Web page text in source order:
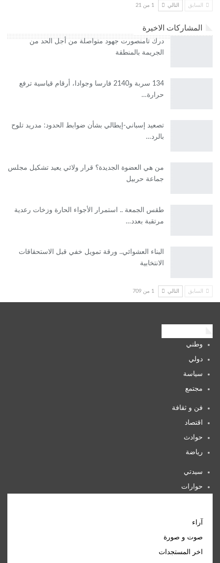
السابق التالي 1 من 21
المشاركات الاخيرة
درك تامنصورت جهود متواصلة من أجل الحد من
الجريمة بالمنطقة
134 سربة و2140 فارسا وجوادا، أرقام قياسية ترفع
حرارة…
تصعيد إسباني-إيطالي بشأن ضوابط الحدود: مدريد تلوح
بالرد…
من هي العضوة الجديدة؟ قرار ولائي يعيد تشكيل مجلس
جماعة حربيل
طقس الجمعة .. استمرار الأجواء الحارة وزخات رعدية
مرتقبة بعدد…
البناء العشوائي.. ورقة تمويل خفي قبل الاستحقاقات
الانتخابية
السابق التالي 1 من 709
وطني
دولي
سياسة
مجتمع
فن و ثقافة
اقتصاد
حوادث
رياضة
سيدتي
حوارات
آراء
صوت و صورة
اخر المستجدات